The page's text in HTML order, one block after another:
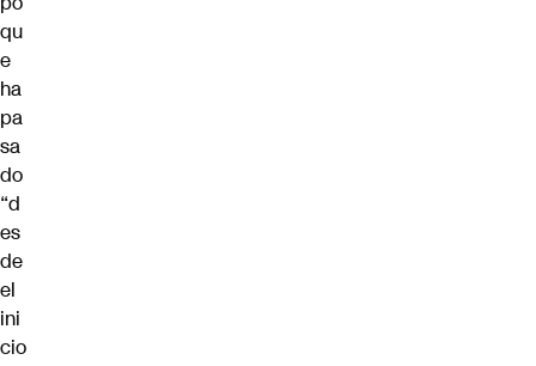
qu
e
ha
pa
sa
do
“d
es
de
el
ini
cio